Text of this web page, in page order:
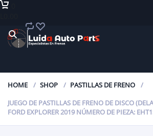
HOME SHOP
PASTILLAS DE FRENO
JUEGO DE PASTILLAS DE FRENO DE DISCO
FORD EXPLORER 2019 NÚMERO DE PIEZA: